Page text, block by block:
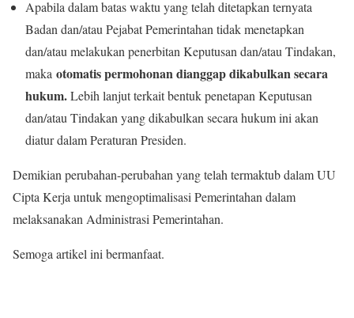
Apabila dalam batas waktu yang telah ditetapkan ternyata
Badan dan/atau Pejabat Pemerintahan tidak menetapkan
dan/atau melakukan penerbitan Keputusan dan/atau Tindakan,
maka otomatis permohonan dianggap dikabulkan secara
hukum.Lebih lanjut terkait bentuk penetapan Keputusan
dan/atau Tindakan yang dikabulkan secara hukum ini akan
diatur dalam Peraturan Presiden.
Demikian perubahan-perubahan yang telah termaktub dalam UU
Cipta Kerja untuk mengoptimalisasi Pemerintahan dalam
melaksanakan Administrasi Pemerintahan.
Semoga artikel ini bermanfaat.